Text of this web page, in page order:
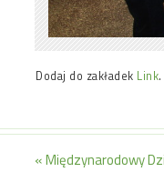
Dodaj do zakładek Link.
«Międzynarodowy